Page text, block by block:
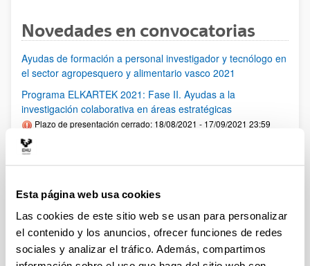
Esta página web usa cookies
Las cookies de este sitio web se usan para personalizar
el contenido y los anuncios, ofrecer funciones de redes
sociales y analizar el tráfico. Además, compartimos
Novedades en convocatorias
Ayudas de formación a personal investigador y tecnólogo en
el sector agropesquero y alimentario vasco 2021
Programa ELKARTEK 2021: Fase II. Ayudas a la
investigación colaborativa en áreas estratégicas
Plazo de presentación cerrado: 18/08/2021 - 17/09/2021 23:59
Plazo de presentación cerrado: 28/06/2021 - 19/07/2021 23:59
Se ha publicado la propuesta de adjudicación
PIFG20/24: “ Intelligent wireless networks for human-centric
sensing”